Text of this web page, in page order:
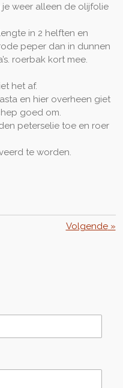
weer alleen de olijfolie
in 2 helften en
peper dan in dunnen
roerbak kort mee.
het af.
en hier overheen giet
goed om.
peterselie toe en roer
te worden.
Volgende»